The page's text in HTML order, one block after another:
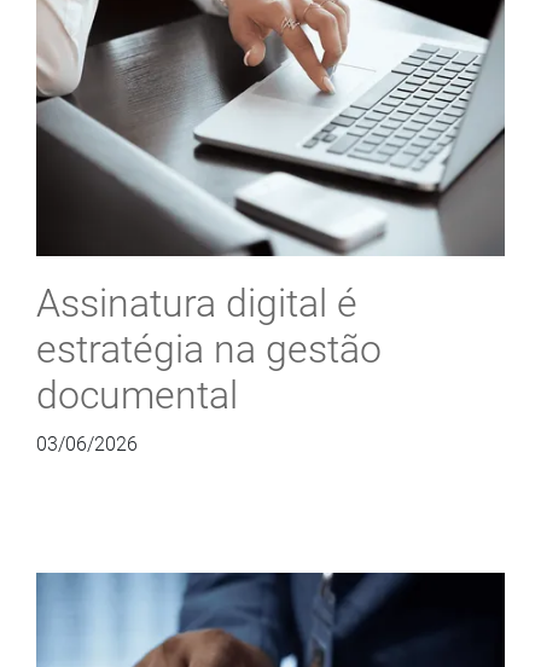
Assinatura digital é
estratégia na gestão
documental
03/06/2026